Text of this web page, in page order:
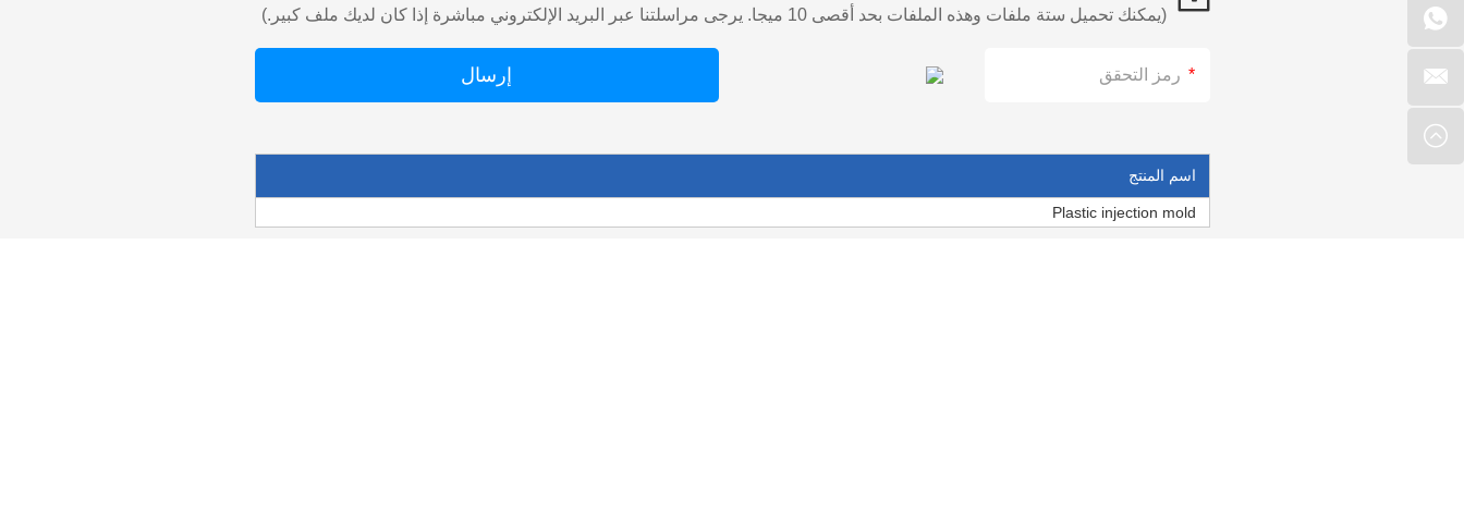
(يمكنك تحميل ستة ملفات وهذه الملفات بحد أقصى 10 ميجا. يرجى مراسلتنا عبر البريد الإلكتروني مباشرة إذا كان لديك ملف كبير.)
اسم المنتج
Plastic injection mold